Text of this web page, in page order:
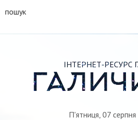
пошук
ІНТЕРНЕТ-РЕСУРС
П'ятниця, 07